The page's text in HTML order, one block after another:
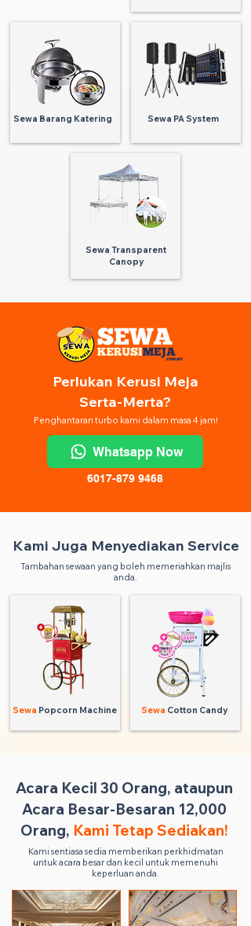
Sewa Barang Katering Sewa PA System
Sewa Transparent
Canopy
Perlukan Kerusi Meja
Serta-Merta?
Penghantaran turbo kami dalam masa 4 jam!
Whatsapp Now
6017-879 9468
Kami Juga Menyediakan Service
Tambahan sewaan yang boleh memeriahkan majlis
anda.
Sewa Popcorn Machine Sewa Cotton Candy
Acara Kecil 30 Orang, ataupun
Acara Besar-Besaran 12,000
Orang, Kami Tetap Sediakan!
Kami sentiasa sedia memberikan perkhidmatan
untuk acara besar dan kecil untuk memenuhi
keperluan anda.